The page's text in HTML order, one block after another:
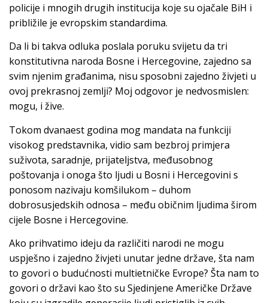
policije i mnogih drugih institucija koje su ojačale BiH i
približile je evropskim standardima.
Da li bi takva odluka poslala poruku svijetu da tri
konstitutivna naroda Bosne i Hercegovine, zajedno sa
svim njenim građanima, nisu sposobni zajedno živjeti u
ovoj prekrasnoj zemlji? Moj odgovor je nedvosmislen:
mogu, i žive.
Tokom dvanaest godina mog mandata na funkciji
visokog predstavnika, vidio sam bezbroj primjera
suživota, saradnje, prijateljstva, međusobnog
poštovanja i onoga što ljudi u Bosni i Hercegovini s
ponosom nazivaju komšilukom – duhom
dobrosusjedskih odnosa – među običnim ljudima širom
cijele Bosne i Hercegovine.
Ako prihvatimo ideju da različiti narodi ne mogu
uspješno i zajedno živjeti unutar jedne države, šta nam
to govori o budućnosti multietničke Evrope? Šta nam to
govori o državi kao što su Sjedinjene Američke Države